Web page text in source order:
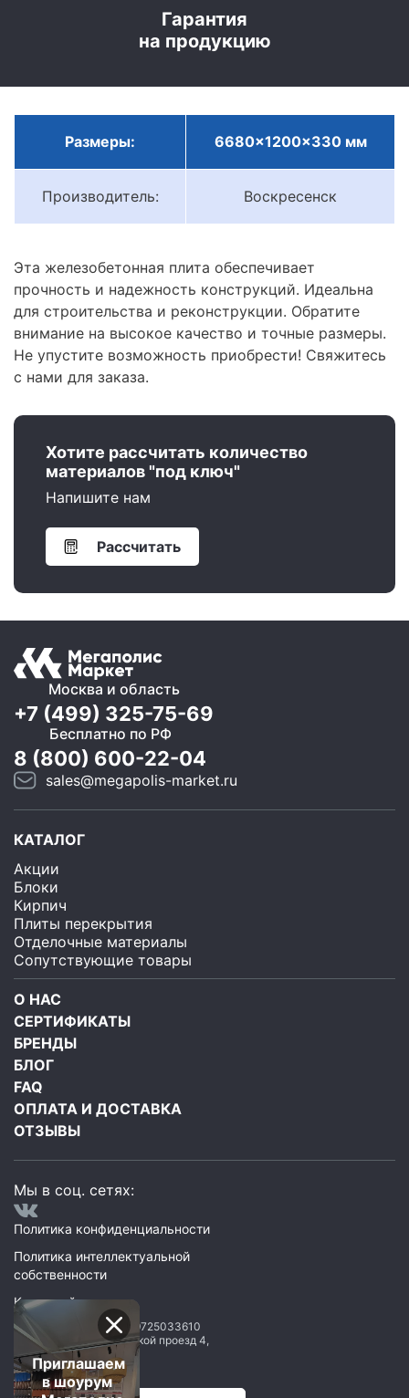
Гарантия
на продукцию
Размеры: 6680x1200x330 мм
Производитель: Воскресенск
Эта железобетонная плита обеспечивает
прочность и надежность конструкций. Идеальна
для строительства и реконструкции. Обратите
внимание на высокое качество и точные размеры.
Не упустите возможность приобрести! Свяжитесь
с нами для заказа.
Хотите рассчитать количество
материалов "под ключ"
Напишите нам
Рассчитать
Москва и область
+7 (499) 325-75-69
Бесплатно по РФ
8 (800) 600-22-04
sales@megapolis-market.ru
КАТАЛОГ
Акции
Блоки
Кирпич
Плиты перекрытия
Отделочные материалы
Сопутствующие товары
О НАС
СЕРТИФИКАТЫ
БРЕНДЫ
БЛОГ
FAQ
ОПЛАТА И ДОСТАВКА
ОТЗЫВЫ
Мы в соц. сетях:
Политика конфиденциальности
Политика интеллектуальной
собственности
Карта сайта
ООО Мегаполис ИНН: 9725033610
119071
Москва,2 Донской проезд 4,
строение 1, пом. 435
Приглашаем
в шоурум